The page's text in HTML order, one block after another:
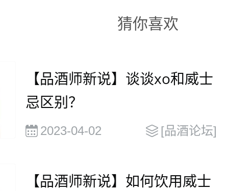
猜你喜欢
【品酒师新说】谈谈xo和威士
忌区别？
2023-04-02 [品酒论坛]
【品酒师新说】如何饮用威士